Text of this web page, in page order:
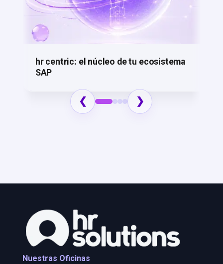
hr centric: el núcleo de tu ecosistema
SAP
HR Centric: el núcleo de tu ecosistema SAP En
un contexto donde la transformación digital
❮ ❯
Nuestras Oficinas